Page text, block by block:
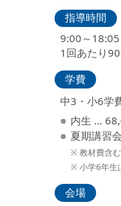
指導時間
9:00～18:05
1回あたり
学費
中3・小6学
内生 …
夏期講習
教材費含む
小学6年生
会場